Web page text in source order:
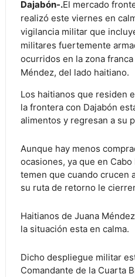
Dajabón-.El mercado
realizó este viernes en
vigilancia militar que
militares fuertemente
ocurridos en la zona franca
Méndez, del lado haitiano.
Los haitianos que residen
la frontera con Dajabón
alimentos y regresan a su
Aunque hay menos
ocasiones, ya que en
temen que cuando crucen
su ruta de retorno le
Haitianos de Juana
la situación esta en calma.
Dicho despliegue militar
Comandante de la Cuarta